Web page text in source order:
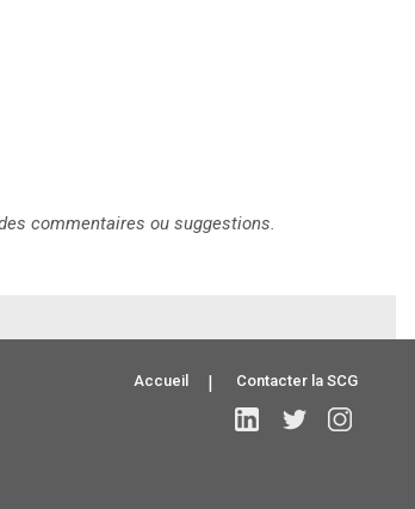
commentaires ou suggestions.
Contacter la SCG
|
Accueil